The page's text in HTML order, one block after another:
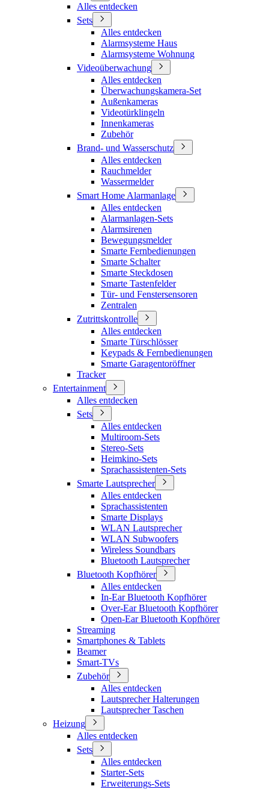
Alles entdecken
Sets
Alles entdecken
Alarmsysteme Haus
Alarmsysteme Wohnung
Videoüberwachung
Alles entdecken
Überwachungskamera-Set
Außenkameras
Videotürklingeln
Innenkameras
Zubehör
Brand- und Wasserschutz
Alles entdecken
Rauchmelder
Wassermelder
Smart Home Alarmanlage
Alles entdecken
Alarmanlagen-Sets
Alarmsirenen
Bewegungsmelder
Smarte Fernbedienungen
Smarte Schalter
Smarte Steckdosen
Smarte Tastenfelder
Tür- und Fenstersensoren
Zentralen
Zutrittskontrolle
Alles entdecken
Smarte Türschlösser
Keypads & Fernbedienungen
Smarte Garagentoröffner
Tracker
Entertainment
Alles entdecken
Sets
Alles entdecken
Multiroom-Sets
Stereo-Sets
Heimkino-Sets
Sprachassistenten-Sets
Smarte Lautsprecher
Alles entdecken
Sprachassistenten
Smarte Displays
WLAN Lautsprecher
WLAN Subwoofers
Wireless Soundbars
Bluetooth Lautsprecher
Bluetooth Kopfhörer
Alles entdecken
In-Ear Bluetooth Kopfhörer
Over-Ear Bluetooth Kopfhörer
Open-Ear Bluetooth Kopfhörer
Streaming
Smartphones & Tablets
Beamer
Smart-TVs
Zubehör
Alles entdecken
Lautsprecher Halterungen
Lautsprecher Taschen
Heizung
Alles entdecken
Sets
Alles entdecken
Starter-Sets
Erweiterungs-Sets